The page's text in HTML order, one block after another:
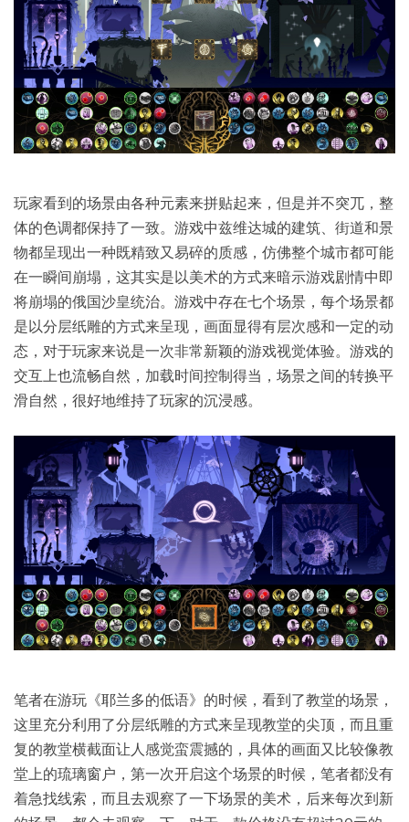
玩家看到的场景由各种元素来拼贴起来，但是并不突兀，整
体的色调都保持了一致。游戏中兹维达城的建筑、街道和景
物都呈现出一种既精致又易碎的质感，仿佛整个城市都可能
在一瞬间崩塌，这其实是以美术的方式来暗示游戏剧情中即
将崩塌的俄国沙皇统治。游戏中存在七个场景，每个场景都
是以分层纸雕的方式来呈现，画面显得有层次感和一定的动
态，对于玩家来说是一次非常新颖的游戏视觉体验。游戏的
交互上也流畅自然，加载时间控制得当，场景之间的转换平
滑自然，很好地维持了玩家的沉浸感。
笔者在游玩《耶兰多的低语》的时候，看到了教堂的场景，
这里充分利用了分层纸雕的方式来呈现教堂的尖顶，而且重
复的教堂横截面让人感觉蛮震撼的，具体的画面又比较像教
堂上的琉璃窗户，第一次开启这个场景的时候，笔者都没有
着急找线索，而且去观察了一下场景的美术，后来每次到新